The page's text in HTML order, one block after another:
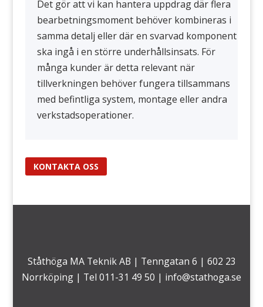
Det gör att vi kan hantera uppdrag där flera
bearbetningsmoment behöver kombineras i
samma detalj eller där en svarvad komponent
ska ingå i en större underhållsinsats. För
många kunder är detta relevant när
tillverkningen behöver fungera tillsammans
med befintliga system, montage eller andra
verkstadsoperationer.
KONTAKTA OSS
Ståthöga MA Teknik AB | Tenngatan 6 | 602 23
Norrköping | Tel 011-31 49 50 | info@stathoga.se